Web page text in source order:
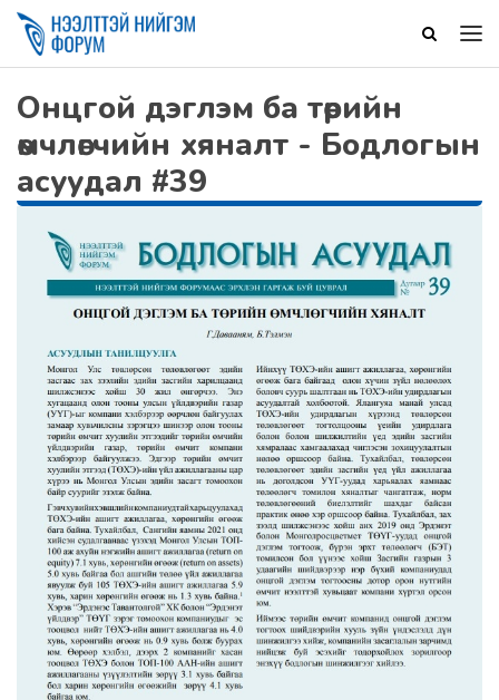
Онцгой дэглэм ба төрийн
өмчлөгчийн хяналт - Бодлогын
асуудал #39